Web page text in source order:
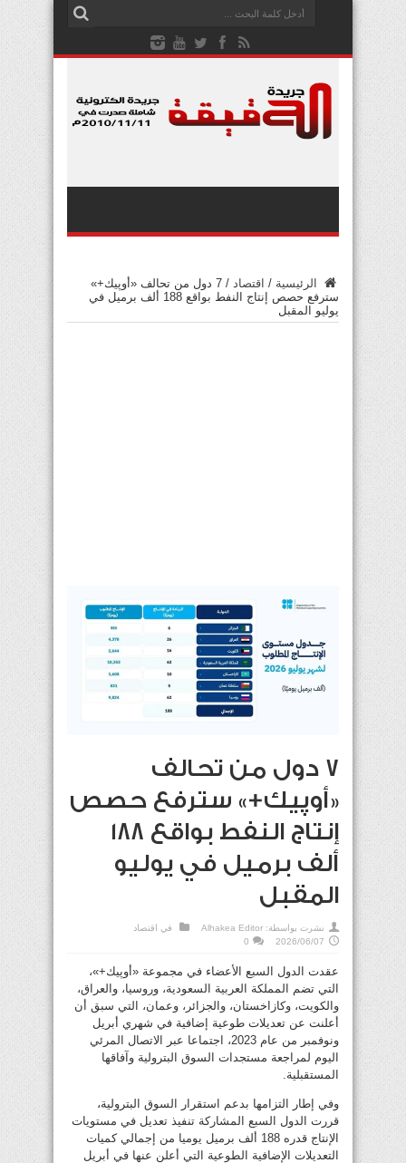
الرئيسية / اقتصاد /
7 دول من تحالف «أوپيك+»
سترفع حصص إنتاج النفط بواقع 188 ألف برميل في
يوليو المقبل
7 دول من تحالف
«أوپيك+» سترفع حصص
إنتاج النفط بواقع 188
ألف برميل في يوليو
المقبل
نشرت بواسطة: Alhakea Editor في اقتصاد
2026/06/07
0
عقدت الدول السبع الأعضاء في مجموعة «أوپيك+»،
التي تضم المملكة العربية السعودية، وروسيا، والعراق،
والكويت، وكازاخستان، والجزائر، وعمان، التي سبق أن
أعلنت عن تعديلات طوعية إضافية في شهري أبريل
ونوفمبر من عام 2023، اجتماعا عبر الاتصال المرئي
اليوم لمراجعة مستجدات السوق البترولية وآفاقها
المستقبلية.
وفي إطار التزامها بدعم استقرار السوق البترولية،
قررت الدول السبع المشاركة تنفيذ تعديل في مستويات
الإنتاج قدره 188 ألف برميل يوميا من إجمالي كميات
التعديلات الإضافية الطوعية التي أعلن عنها في أبريل